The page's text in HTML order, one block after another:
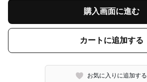
購入画面に進む
カートに追加する
お気に入りに追加する